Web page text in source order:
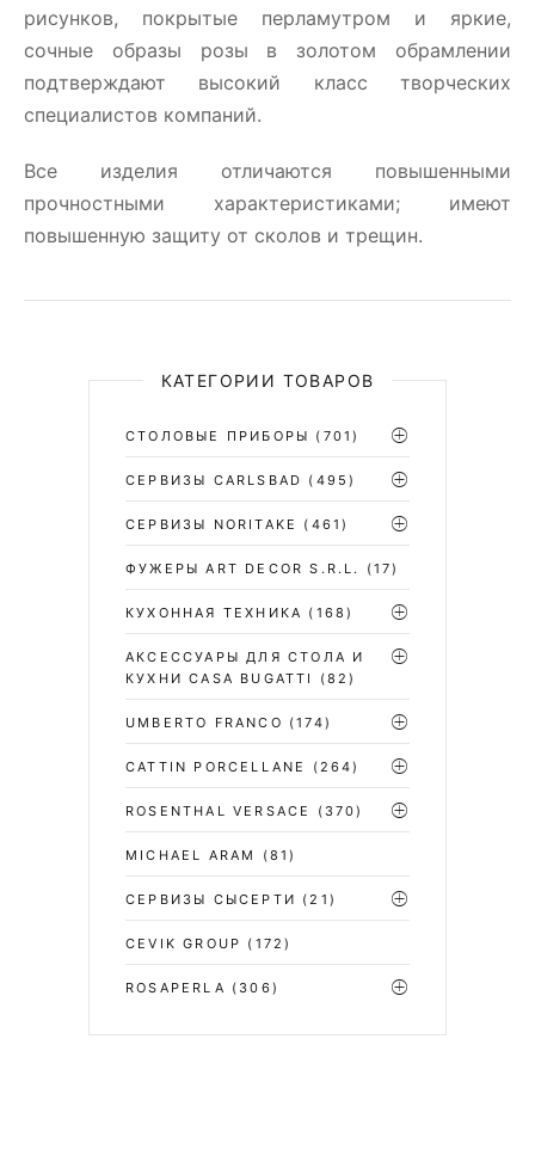
рисунков, покрытые перламутром и яркие,
сочные образы розы в золотом обрамлении
подтверждают высокий класс творческих
специалистов компаний.
Все изделия отличаются повышенными
прочностными характеристиками; имеют
повышенную защиту от сколов и трещин.
КАТЕГОРИИ ТОВАРОВ
СТОЛОВЫЕ ПРИБОРЫ (701)
CЕРВИЗЫ CARLSBAD (495)
СЕРВИЗЫ NORITAKE (461)
ФУЖЕРЫ ART DECOR S.R.L. (17)
КУХОННАЯ ТЕХНИКА (168)
АКСЕССУАРЫ ДЛЯ СТОЛА И
КУХНИ CASA BUGATTI
(82)
UMBERTO FRANCO (174)
CATTIN PORCELLANE (264)
ROSENTHAL VERSACE (370)
MICHAEL ARAM (81)
СЕРВИЗЫ СЫСЕРТИ (21)
CEVIK GROUP (172)
ROSAPERLA (306)